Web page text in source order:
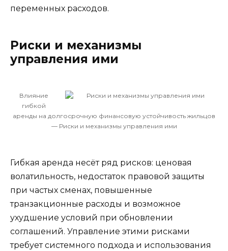
переменных расходов.
Риски и механизмы
управления ими
Влияние
гибкой
аренды на долгосрочную финансовую устойчивость жильцов
— Риски и механизмы управления ими
Гибкая аренда несёт ряд рисков: ценовая
волатильность, недостаток правовой защиты
при частых сменах, повышенные
транзакционные расходы и возможное
ухудшение условий при обновлении
соглашений. Управление этими рисками
требует системного подхода и использования